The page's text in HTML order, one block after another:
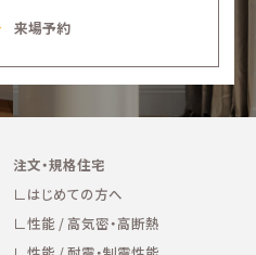
来場予約
注文・規格住宅
はじめての方へ
性能 / 高気密・高断熱